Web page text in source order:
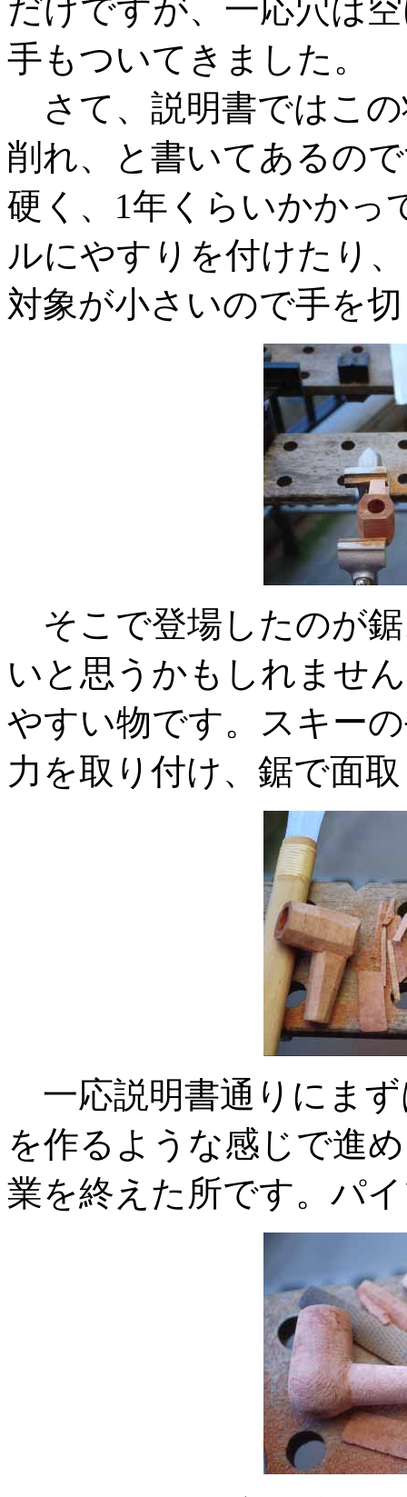
だけですが、一応穴は
手もついてきました。
さて、説明書ではこ
削れ、と書いてあるの
硬く、1年くらいかかっ
ルにやすりを付けたり
対象が小さいので手を
そこで登場したのが
いと思うかもしれませ
やすい物です。スキー
力を取り付け、鋸で面
一応説明書通りにまず
を作るような感じで進
業を終えた所です。パ